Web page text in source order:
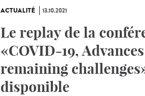
ACTUALITÉ 13.10.2021
Le replay de la
«COVID-19,
remaining
disponible